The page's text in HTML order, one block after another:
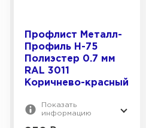
Профлист Металл-
Профиль Н-75
Полиэстер 0.7 мм
RAL 3011
Коричнево-красный
Показать
информацию